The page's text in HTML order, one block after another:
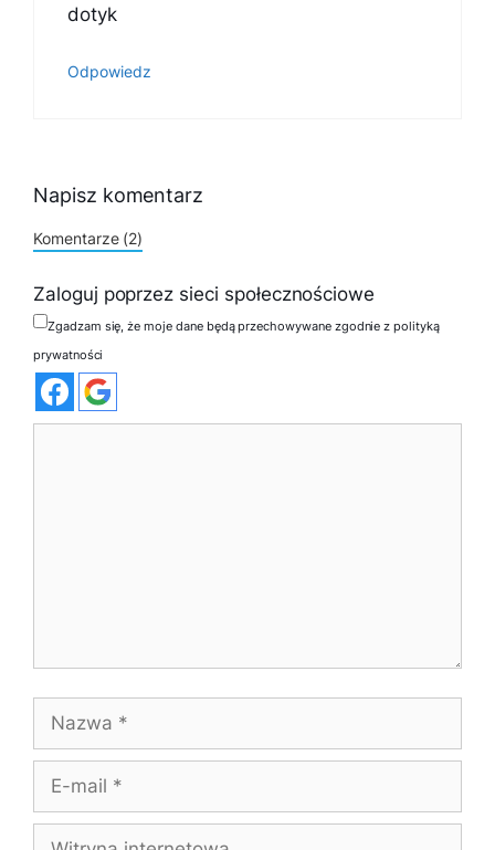
dotyk
Odpowiedz
Napisz komentarz
Komentarze (2)
Zaloguj poprzez sieci społecznościowe
Zgadzam się, że moje dane będą przechowywane zgodnie z polityką
prywatności
mail